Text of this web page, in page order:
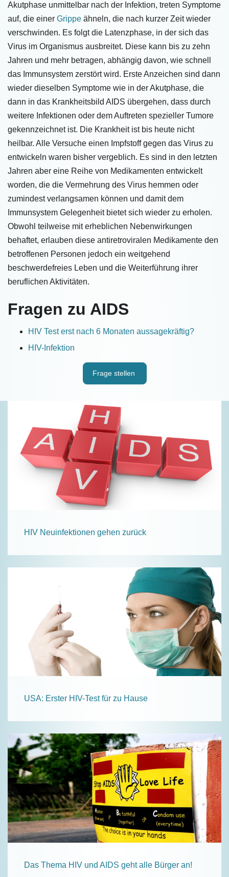
Akutphase unmittelbar nach der Infektion, treten Symptome
auf, die einer Grippe ähneln, die nach kurzer Zeit wieder
verschwinden. Es folgt die Latenzphase, in der sich das
Virus im Organismus ausbreitet. Diese kann bis zu zehn
Jahren und mehr betragen, abhängig davon, wie schnell
das Immunsystem zerstört wird. Erste Anzeichen sind dann
wieder dieselben Symptome wie in der Akutphase, die
dann in das Krankheitsbild AIDS übergehen, dass durch
weitere Infektionen oder dem Auftreten spezieller Tumore
gekennzeichnet ist. Die Krankheit ist bis heute nicht
heilbar. Alle Versuche einen Impfstoff gegen das Virus zu
entwickeln waren bisher vergeblich. Es sind in den letzten
Jahren aber eine Reihe von Medikamenten entwickelt
worden, die die Vermehrung des Virus hemmen oder
zumindest verlangsamen können und damit dem
Immunsystem Gelegenheit bietet sich wieder zu erholen.
Obwohl teilweise mit erheblichen Nebenwirkungen
behaftet, erlauben diese antiretroviralen Medikamente den
betroffenen Personen jedoch ein weitgehend
beschwerdefreies Leben und die Weiterführung ihrer
beruflichen Aktivitäten.
Fragen zu AIDS
HIV Test erst nach 6 Monaten aussagekräftig?
HIV-Infektion
Frage stellen
HIV Neuinfektionen gehen zurück
USA: Erster HIV-Test für zu Hause
Das Thema HIV und AIDS geht alle Bürger an!